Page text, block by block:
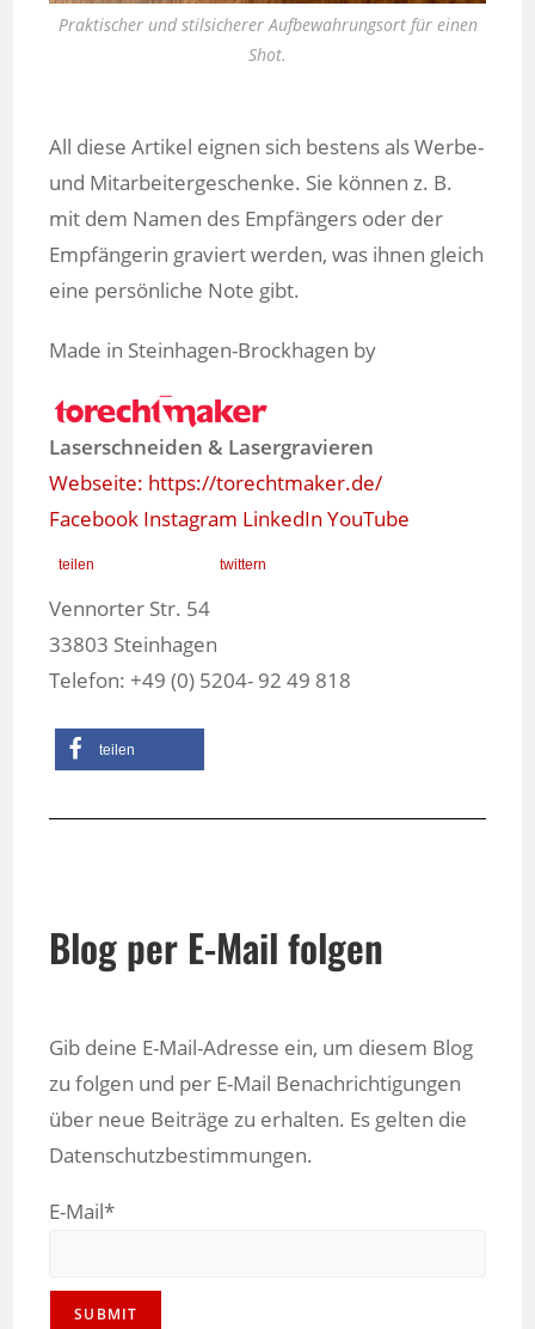
Praktischer und stilsicherer Aufbewahrungsort für einen
Shot.
All diese Artikel eignen sich bestens als Werbe-
und Mitarbeitergeschenke. Sie können z. B.
mit dem Namen des Empfängers oder der
Empfängerin graviert werden, was ihnen gleich
eine persönliche Note gibt.
Made in Steinhagen-Brockhagen by
Laserschneiden & Lasergravieren
Webseite: https://torechtmaker.de/
Facebook Instagram LinkedIn YouTube
teilen twittern
Vennorter Str. 54
33803 Steinhagen
Telefon: +49 (0) 5204- 92 49 818
teilen
Blog per E-Mail folgen
Gib deine E-Mail-Adresse ein, um diesem Blog
zu folgen und per E-Mail Benachrichtigungen
über neue Beiträge zu erhalten. Es gelten die
Datenschutzbestimmungen.
E-Mail*